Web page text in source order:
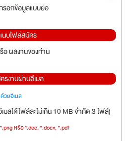
รอกข้อมูลแบบย่อ
นบไฟล์สมัคร
อ ผลงานของท่าน
รงานผ่านอีเมล
วยอีเมล
ลได้ไฟล์ละไม่เกิน 10 MB จำกัด 3 ไฟล์)
หรือ *.doc, *.docx, *.pdf